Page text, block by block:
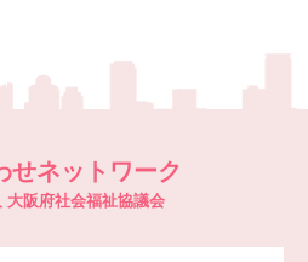
せネットワーク
大阪府社会福祉協議会